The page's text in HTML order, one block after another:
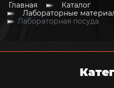
Главная
Каталог
Лабораторные
Лабораторная посуда